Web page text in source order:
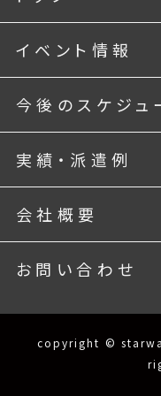
イベント情報
今後のスケジュ
実績・派遣例
会社概要
お問い合わせ
copyright ©